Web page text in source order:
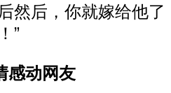
然后，你就嫁给他了
”
感动网友